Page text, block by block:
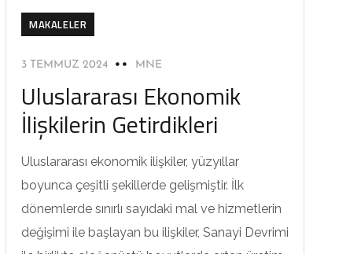
MAKALELER
3 TEMMUZ 2024 MNE
Uluslararası Ekonomik
İlişkilerin Getirdikleri
Uluslararası ekonomik ilişkiler, yüzyıllar
boyunca çeşitli şekillerde gelişmiştir. İlk
dönemlerde sınırlı sayıdaki mal ve hizmetlerin
değişimi ile başlayan bu ilişkiler, Sanayi Devrimi